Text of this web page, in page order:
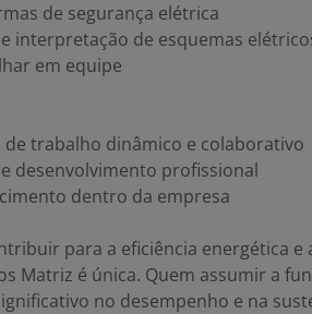
de segurança elétrica
interpretação de esquemas
em equipe
trabalho dinâmico e colaborativo
desenvolvimento profissional
dentro da empresa
para a eficiência energética e
Matriz é única. Quem assumir a
no desempenho e na